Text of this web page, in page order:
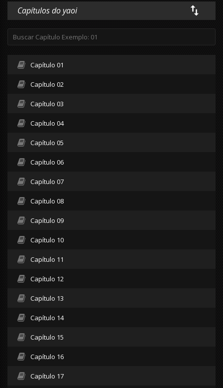
Capítulos do yaoi
Capítulo 01
Capítulo 02
Capítulo 03
Capítulo 04
Capítulo 05
Capítulo 06
Capítulo 07
Capítulo 08
Capítulo 09
Capítulo 10
Capítulo 11
Capítulo 12
Capítulo 13
Capítulo 14
Capítulo 15
Capítulo 16
Capítulo 17